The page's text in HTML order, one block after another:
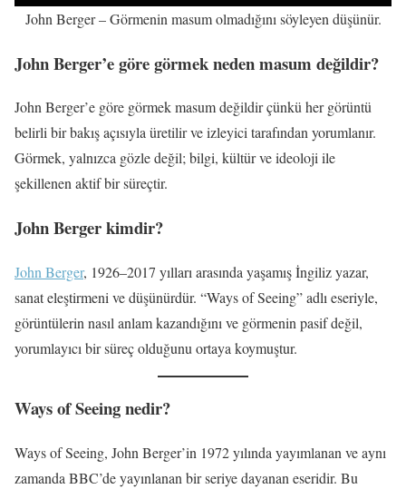
John Berger – Görmenin masum olmadığını söyleyen düşünür.
John Berger’e göre görmek neden masum değildir?
John Berger’e göre görmek masum değildir çünkü her görüntü
belirli bir bakış açısıyla üretilir ve izleyici tarafından yorumlanır.
Görmek, yalnızca gözle değil; bilgi, kültür ve ideoloji ile
şekillenen aktif bir süreçtir.
John Berger kimdir?
John Berger, 1926–2017 yılları arasında yaşamış İngiliz yazar,
sanat eleştirmeni ve düşünürdür. “Ways of Seeing” adlı eseriyle,
görüntülerin nasıl anlam kazandığını ve görmenin pasif değil,
yorumlayıcı bir süreç olduğunu ortaya koymuştur.
Ways of Seeing nedir?
Ways of Seeing, John Berger’in 1972 yılında yayımlanan ve aynı
zamanda BBC’de yayınlanan bir seriye dayanan eseridir. Bu